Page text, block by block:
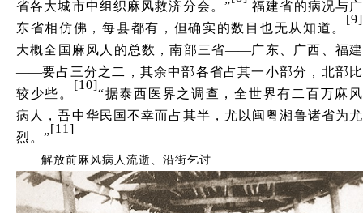
省各大城市中组织麻风救济分会。”
福建省的病况与广
东省相仿佛，每县都有，但确实的数目也无从知道。
[9]
大概全国麻风人的总数，南部三省——广东、广西、福建
——要占三分之二，其余中部各省占其一小部分，北部比
较少些。
[10]
“据泰西医界之调查，全世界有二百万麻风
病人，吾中华民国不幸而占其半，尤以闽粤湘鲁诸省为尤
烈。”
[11]
解放前麻风病人流逝、沿街乞讨